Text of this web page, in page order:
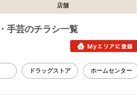
店舗
手芸のチラシ一覧
ドラッグストア ホームセンター